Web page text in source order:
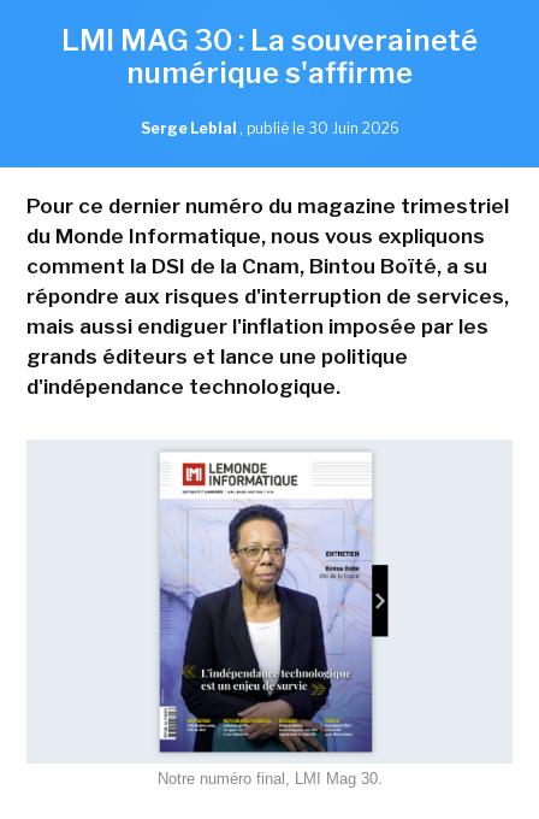
LMI MAG 30 : La souveraineté
numérique s'affirme
Serge Leblal , publié le 30 Juin 2026
Pour ce dernier numéro du magazine trimestriel
du Monde Informatique, nous vous expliquons
comment la DSI de la Cnam, Bintou Boïté, a su
répondre aux risques d'interruption de services,
mais aussi endiguer l'inflation imposée par les
grands éditeurs et lance une politique
d'indépendance technologique.
Notre numéro final, LMI Mag 30.